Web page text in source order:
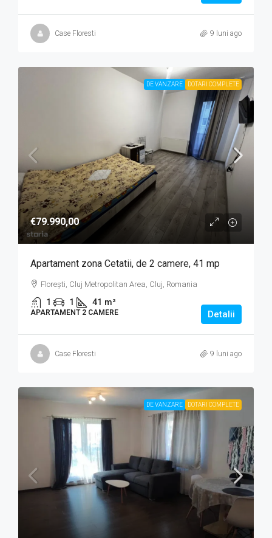
Case Floresti 9 luni ago
DE VANZARE DOTARI COMPLETE
€79.990,00
Apartament zona Cetatii, de 2 camere, 41 mp
Florești, Cluj Metropolitan Area, Cluj, Romania
1 1 41 m²
APARTAMENT 2 CAMERE Detalii
Case Floresti 9 luni ago
DE VANZARE DOTARI COMPLETE